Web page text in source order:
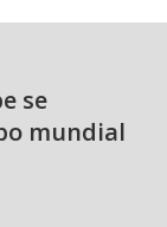
se
mundial